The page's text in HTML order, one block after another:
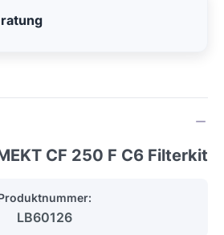
CF 250 F C6 Filterkit
LB60126